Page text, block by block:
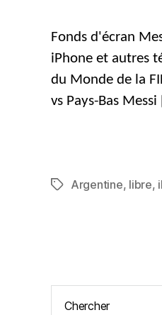
Fonds d'écran
iPhone et autres
du Monde de la
vs Pays-Bas
MotsArgentine, libre,
Rechercher: